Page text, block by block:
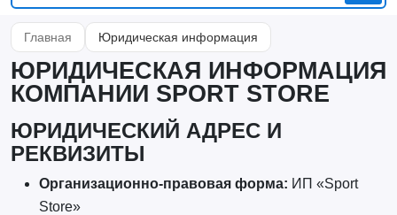
Главная Юридическая информация
ЮРИДИЧЕСКАЯ ИНФОРМАЦИЯ
КОМПАНИИ SPORT STORE
ЮРИДИЧЕСКИЙ АДРЕС И
РЕКВИЗИТЫ
Организационно-правовая форма: ИП «Sport
Store»